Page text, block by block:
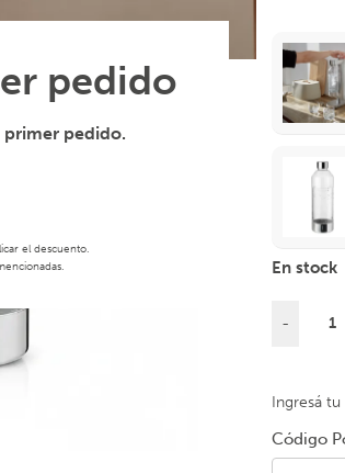
pedido
primer pedido.
el descuento.
En stock
-
Ingresá
Código